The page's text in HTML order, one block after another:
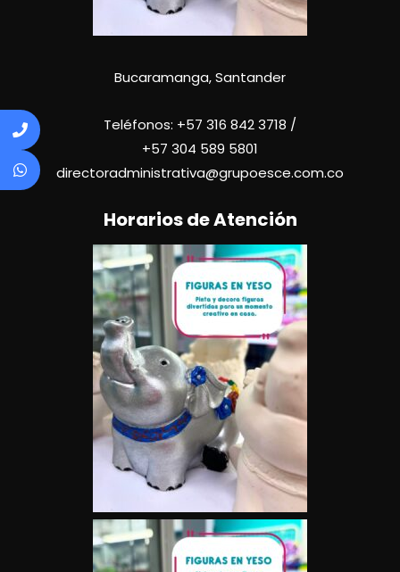
Bucaramanga, Santander
Teléfonos: +57 316 842 3718 /
+57 304 589 5801
directoradministrativa@grupoesce.com.co
Horarios de Atención